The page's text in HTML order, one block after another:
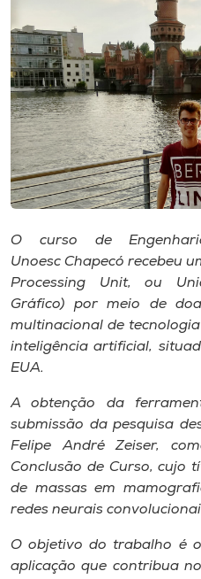
Editora
Rádio
Museu
Store
Selecione
O curso de
Unoesc Chapecó recebeu
Processing Unit, ou
Gráfico) por meio de
multinacional de
inteligência artificial,
EUA.
A obtenção da
submissão da pesquisa
Felipe André Zeiser,
Conclusão de Curso, cujo
de massas em
redes neurais
O objetivo do trabalho é
aplicação que contribua